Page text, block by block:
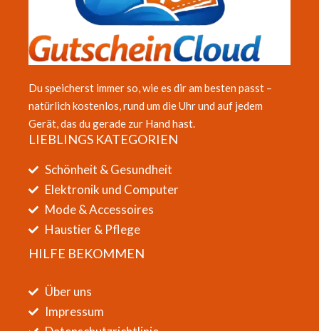
Du speicherst immer so, wie es dir am besten passt –
natürlich kostenlos, rund um die Uhr und auf jedem
Gerät, das du gerade zur Hand hast.
LIEBLINGS KATEGORIEN
Schönheit & Gesundheit
Elektronik und Computer
Mode & Accessoires
Haustier & Pflege
HILFE BEKOMMEN
Über uns
Impressum